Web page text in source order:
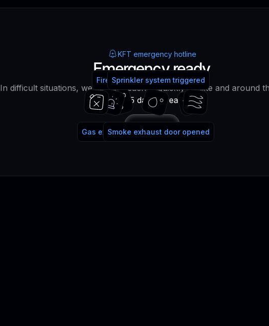
KFT emergency hotline
Emergency ready
In difficult situations, we can be reached quickly on site and around
365 days a year!
Call
Fire extinguisher used
Fire alarm system triggered
Gas extinguishing system triggered
water!
Sprinkler system triggered
Smoke exhaust door opened